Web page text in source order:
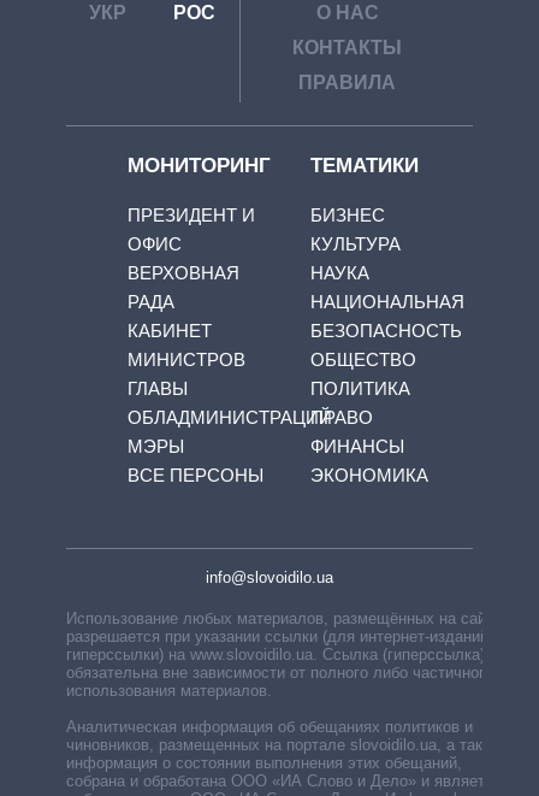
УКР РОС
О НАС
КОНТАКТЫ
ПРАВИЛА
МОНИТОРИНГ
ПРЕЗИДЕНТ И
ОФИС
ВЕРХОВНАЯ
РАДА
КАБИНЕТ
МИНИСТРОВ
ГЛАВЫ
ОБЛАДМИНИСТРАЦИЙ
МЭРЫ
ВСЕ ПЕРСОНЫ
ТЕМАТИКИ
БИЗНЕС
КУЛЬТУРА
НАУКА
НАЦИОНАЛЬНАЯ
БЕЗОПАСНОСТЬ
ОБЩЕСТВО
ПОЛИТИКА
ПРАВО
ФИНАНСЫ
ЭКОНОМИКА
info@slovoidilo.ua
Использование любых материалов, размещённых на сайте,
разрешается при указании ссылки (для интернет-изданий —
гиперссылки) на www.slovoidilo.ua. Ссылка (гиперссылка)
обязательна вне зависимости от полного либо частичного
использования материалов.
Аналитическая информация об обещаниях политиков и
чиновников, размещенных на портале slovoidilo.ua, а также
информация о состоянии выполнения этих обещаний,
собрана и обработана ООО «ИА Слово и Дело» и является